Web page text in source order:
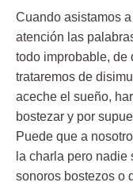
Cuando asistamos
atención las
todo improbable, de
trataremos de
aceche el sueño,
bostezar y por
Puede que a
la charla pero
sonoros bostezos o